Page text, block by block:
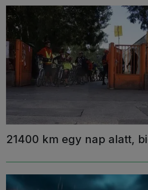
21400 km egy nap alatt,